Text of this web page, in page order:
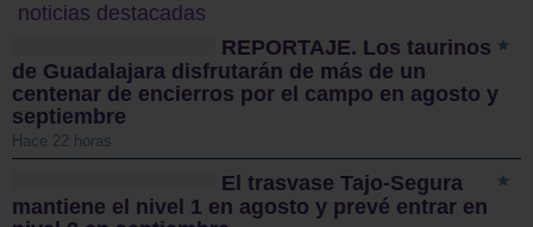
noticias destacadas
REPORTAJE. Los taurinos
de Guadalajara disfrutarán de más de un
centenar de encierros por el campo en agosto y
septiembre
Hace 22 horas
El trasvase Tajo-Segura
mantiene el nivel 1 en agosto y prevé entrar en